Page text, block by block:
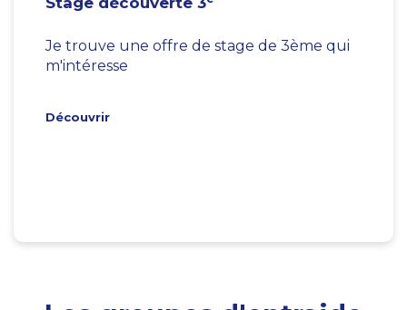
Je trouve une offre de stage de 3ème qui
m'intéresse
Découvrir